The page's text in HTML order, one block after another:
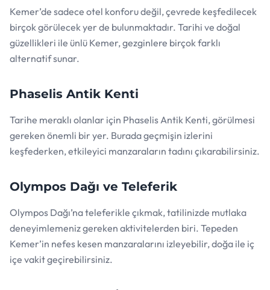
Kemer’de sadece otel konforu değil, çevrede keşfedilecek
birçok görülecek yer de bulunmaktadır. Tarihi ve doğal
güzellikleri ile ünlü Kemer, gezginlere birçok farklı
alternatif sunar.
Phaselis Antik Kenti
Tarihe meraklı olanlar için Phaselis Antik Kenti, görülmesi
gereken önemli bir yer. Burada geçmişin izlerini
keşfederken, etkileyici manzaraların tadını çıkarabilirsiniz.
Olympos Dağı ve Teleferik
Olympos Dağı’na teleferikle çıkmak, tatilinizde mutlaka
deneyimlemeniz gereken aktivitelerden biri. Tepeden
Kemer’in nefes kesen manzaralarını izleyebilir, doğa ile iç
içe vakit geçirebilirsiniz.